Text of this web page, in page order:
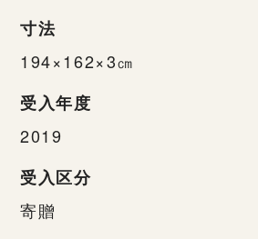
寸法
194×162×3㎝
受入年度
2019
受入区分
寄贈